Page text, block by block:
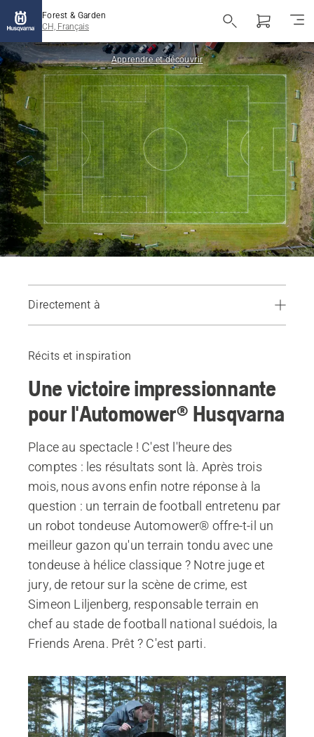
Forest & Garden
CH, Français
Apprendre et découvrir
Directement à
Profondeur des racines
État du sol
De meilleures conditions pour le sport
Produits
Récits et inspiration
Une victoire impressionnante
pour l'Automower® Husqvarna
Place au spectacle ! C'est l'heure des
comptes : les résultats sont là. Après trois
mois, nous avons enfin notre réponse à la
question : un terrain de football entretenu par
un robot tondeuse Automower® offre-t-il un
meilleur gazon qu'un terrain tondu avec une
tondeuse à hélice classique ? Notre juge et
jury, de retour sur la scène de crime, est
Simeon Liljenberg, responsable terrain en
chef au stade de football national suédois, la
Friends Arena. Prêt ? C'est parti.